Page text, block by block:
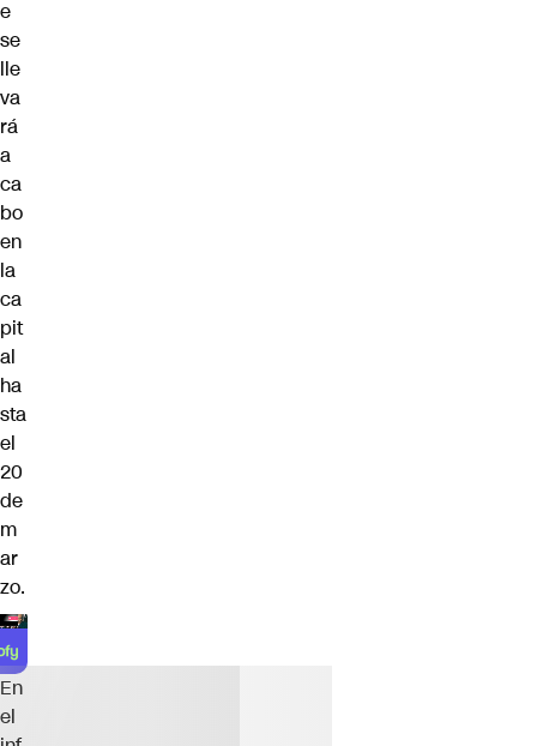
e
se
lle
va
rá
a
ca
bo
en
la
ca
pit
al
ha
sta
el
20
de
m
ar
zo.
En
el